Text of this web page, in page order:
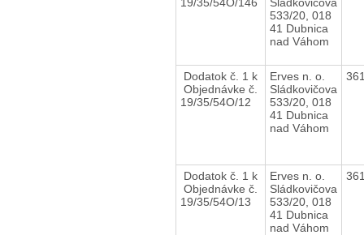
533/20, 018
41 Dubnica
nad Váhom
Dodatok č. 1 k
Objednávke č.
19/35/54O/12
Erves n. o.
Sládkovičova
533/20, 018
41 Dubnica
nad Váhom
Dodatok č. 1 k
Objednávke č.
19/35/54O/13
Erves n. o.
Sládkovičova
533/20, 018
41 Dubnica
nad Váhom